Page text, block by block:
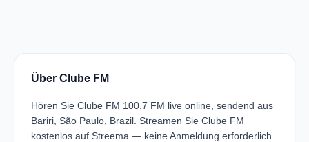
Über Clube FM
Hören Sie Clube FM 100.7 FM live online, sendend aus
Bariri, São Paulo, Brazil. Streamen Sie Clube FM
kostenlos auf Streema — keine Anmeldung erforderlich.